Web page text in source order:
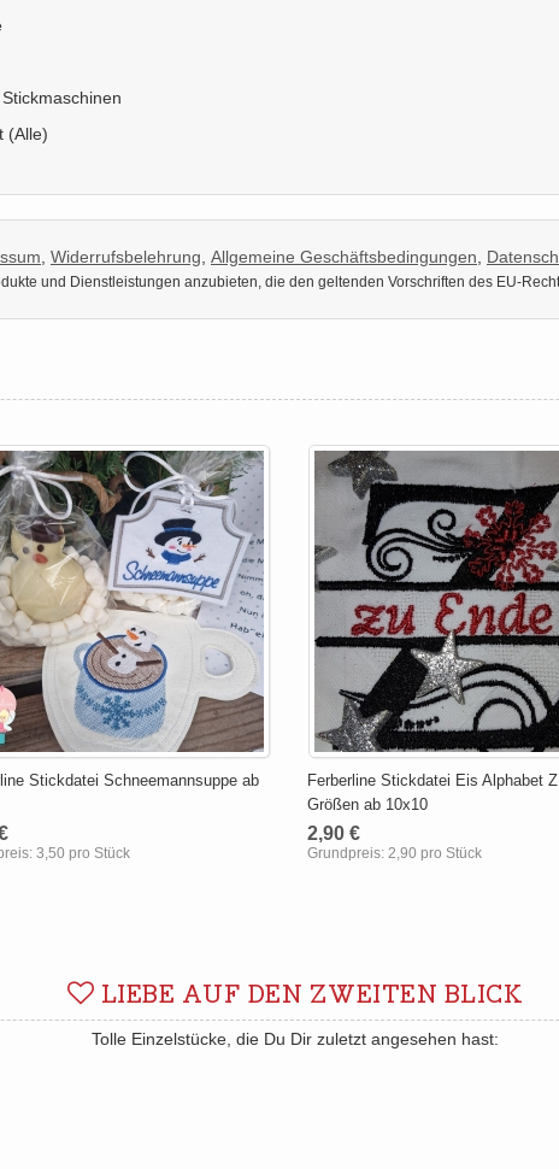
(Alle)
Widerrufsbelehrung Allgemeine Geschäftsbedingungen
und Dienstleistungen anzubieten, die den geltenden Vorschriften des EU-
Stickdatei Schneemannsuppe ab
3,50 pro Stück
Ferberline Stickdatei Eis Alphabet
Größen ab 10x10
2,90 €
Grundpreis:2,90 pro Stück
LIEBE AUF DEN ZWEITEN BLICK
Tolle Einzelstücke, die Du Dir zuletzt angesehen hast: